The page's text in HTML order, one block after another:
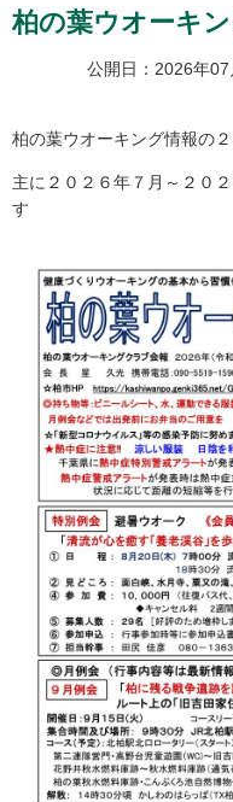
柏の葉ウオーキ
公開日：2026年
柏の葉ウオーキング情報の
主に２０２６年７月～２０
す